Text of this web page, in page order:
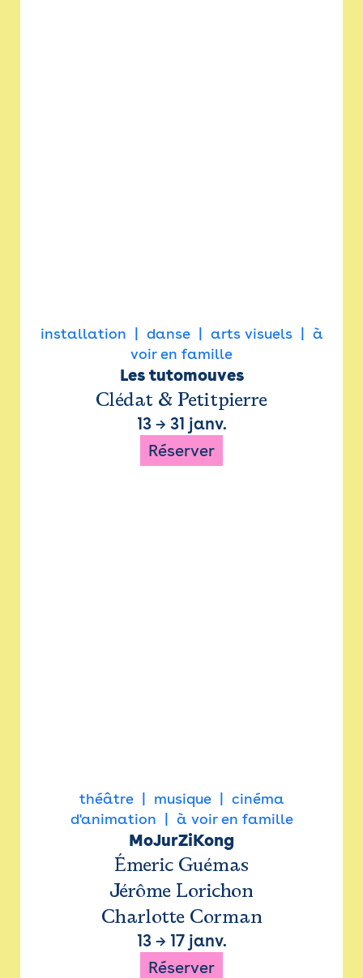
installation danse arts visuels
à
voir en famille
Les tutomouves
Clédat & Petitpierre
13→ 31 janv.
Réserver
théâtre musique
cinéma
d'animation
à voir en famille
MoJurZiKong
Émeric Guémas
Jérôme Lorichon
Charlotte Corman
13→ 17 janv.
Réserver